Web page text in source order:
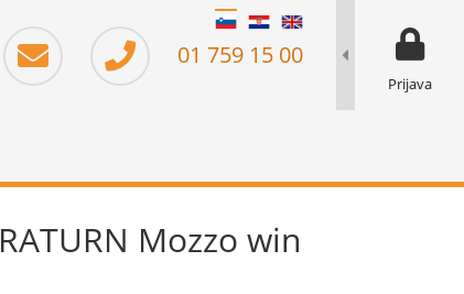
01 759 15 00
prikaz za
Prijava
Mozzo win